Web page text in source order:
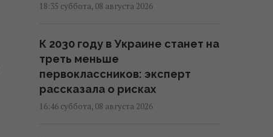
18:35 суббота, 08 августа 2026
К 2030 году в Украине станет на
треть меньше
первоклассников: эксперт
рассказала о рисках
16:46 суббота, 08 августа 2026